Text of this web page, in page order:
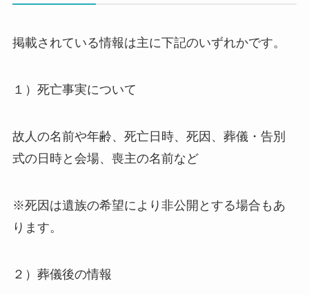
掲載されている情報は主に下記のいずれかです。
１）死亡事実について
故人の名前や年齢、死亡日時、死因、葬儀・告別
式の日時と会場、喪主の名前など
※死因は遺族の希望により非公開とする場合もあ
ります。
２）葬儀後の情報